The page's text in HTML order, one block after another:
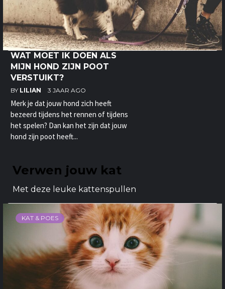
WAT MOET IK DOEN ALS
MIJN HOND ZIJN POOT
VERSTUIKT?
BY LILIAN 3 JAAR AGO
Merk je dat jouw hond zich heeft
bezeerd tijdens het rennen of tijdens
het spelen? Dan kan het zijn dat jouw
hond zijn poot heeft...
Verwen jouw kat
Met deze leuke kattenspullen
KAT & POES